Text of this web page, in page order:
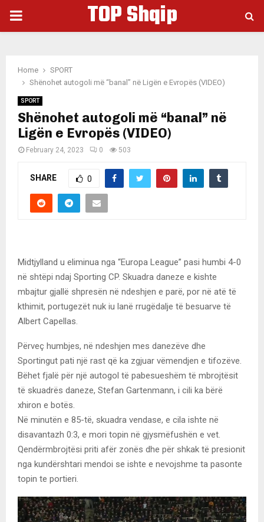
PRIMARY
TOP Shqip
Home
SPORT
Shënohet autogoli më “banal” në Ligën e Evropës (VIDEO)
SPORT
Shënohet autogoli më “banal” në
Ligën e Evropës (VIDEO)
February 24, 2023 0 503
SHARE 0
Midtjylland u eliminua nga “Europa League” pasi humbi 4-0
në shtëpi ndaj Sporting CP. Skuadra daneze e kishte
mbajtur gjallë shpresën në ndeshjen e parë, por në atë të
kthimit, portugezët nuk iu lanë rrugëdalje të besuarve të
Albert Capellas.
Përveç humbjes, në ndeshjen mes danezëve dhe
Sportingut pati një rast që ka zgjuar vëmendjen e tifozëve.
Bëhet fjalë për një autogol të pabesueshëm të mbrojtësit
të skuadrës daneze, Stefan Gartenmann, i cili ka bërë
xhiron e botës.
Në minutën e 85-të, skuadra vendase, e cila ishte në
disavantazh 0:3, e mori topin në gjysmëfushën e vet.
Qendërmbrojtësi priti afër zonës dhe për shkak të presionit
nga kundërshtari mendoi se ishte e nevojshme ta pasonte
topin te portieri.